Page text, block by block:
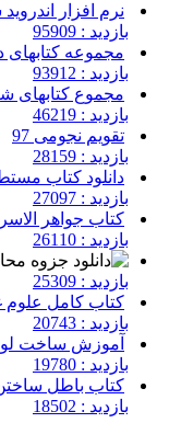
نرم افزار
بازدید : 95909
مجموعه کتابهای
بازدید : 93912
مجموع کتابهای
بازدید : 46219
تقویم نجومی 97
بازدید : 28159
دانلود کتاب
بازدید : 27097
کتاب جواهر
بازدید : 26110
بازدید : 25309
کتاب کامل علوم
بازدید : 20743
آموزش ساخت
بازدید : 19780
کتاب باطل
بازدید : 18502